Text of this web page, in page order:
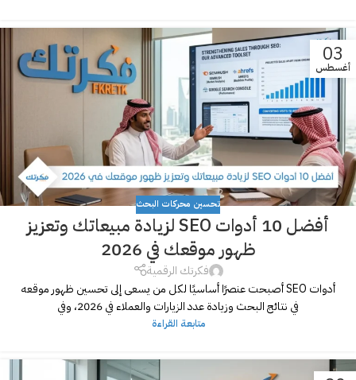
03
أغسطس
تحسين محركات البحث
أفضل 10 أدوات SEO لزيادة مبيعاتك وتعزيز
ظهور موقعك في 2026
فكرتك الرقمية
أدوات SEO أصبحت عنصرًا أساسيًا لكل من يسعى إلى تحسين ظهور موقعه
في نتائج البحث وزيادة عدد الزيارات والعملاء في 2026، وفي
متابعة القراءة